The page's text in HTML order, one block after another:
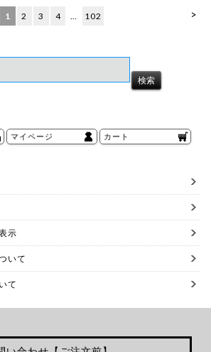
>
1 2 3 4 … 102
マイページ カート
示
いて
て